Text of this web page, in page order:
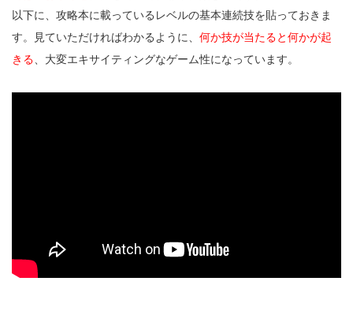
以下に、攻略本に載っているレベルの基本連続技を貼っておきま
す。見ていただければわかるように、 何か技が当たると何かが起
きる、大変エキサイティングなゲーム性になっています。